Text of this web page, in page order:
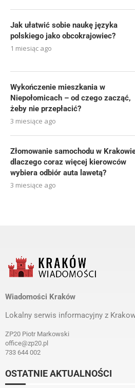
Jak ułatwić sobie naukę języka
polskiego jako obcokrajowiec?
1 miesiąc ago
Wykończenie mieszkania w
Niepołomicach – od czego zacząć,
żeby nie przepłacić?
3 miesiące ago
Złomowanie samochodu w
dlaczego coraz więcej kierowców
wybiera odbiór auta lawetą?
3 miesiące ago
Wiadomości Kraków
Lokalny serwis informacyjny z
ZP20 Piotr Markowski
office@zp20.pl
733 644 002
OSTATNIE AKTUALNOŚCI